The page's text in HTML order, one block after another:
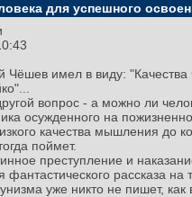
для успешного
Чёшев имел в виду:
вопрос - а можно ли
осужденного на
качества мышления до
поймет.
преступление и
рассказа
уже никто не пишет,